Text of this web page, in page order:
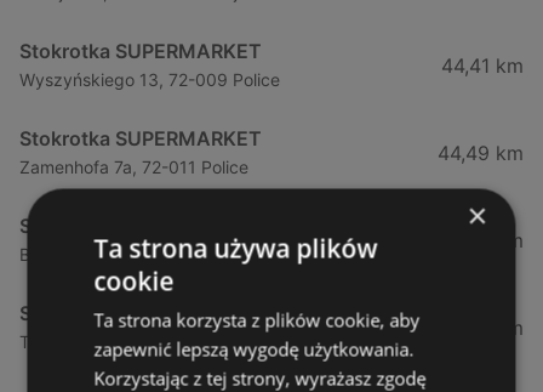
Stokrotka SUPERMARKET
Wyszyńskiego 13, 72-009 Police
44,41 km
Stokrotka SUPERMARKET
Zamenhofa 7a, 72-011 Police
44,49 km
Stokrotka SUPERMARKET
Bezrzecze Górna 7a, 71-218 Szczecin
50,76 km
Stokrotka SUPERMARKET
Tatrzańska 3, 71-455 Szczecin
52,5 km
×
Ta strona używa plików
cookie
Ta strona korzysta z plików cookie, aby
zapewnić lepszą wygodę użytkowania.
Korzystając z tej strony, wyrażasz zgodę